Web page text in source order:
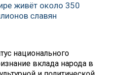
живёт около 350
славян
национального
вклада народа в